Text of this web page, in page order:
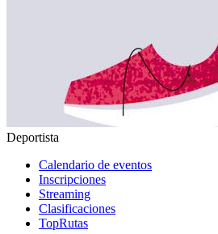
Deportista
Calendario de eventos
Inscripciones
Streaming
Clasificaciones
TopRutas